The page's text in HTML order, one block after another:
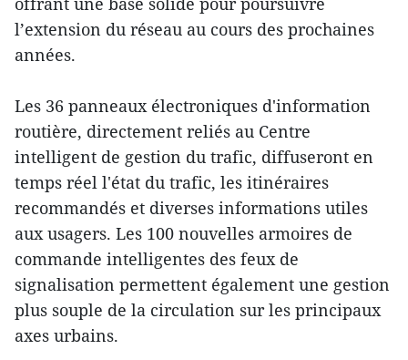
l’extension du réseau au cours des prochaines
années.
Les 36 panneaux électroniques d'information
routière, directement reliés au Centre
intelligent de gestion du trafic, diffuseront en
temps réel l'état du trafic, les itinéraires
recommandés et diverses informations utiles
aux usagers. Les 100 nouvelles armoires de
commande intelligentes des feux de
signalisation permettent également une gestion
plus souple de la circulation sur les principaux
axes urbains.